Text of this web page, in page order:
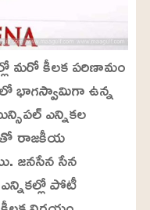
మరో కీలక పరిణామం
భాగస్వామిగా ఉన్న
ఎన్నికల
రాజకీయ
జనసేన సేన
పోటీ